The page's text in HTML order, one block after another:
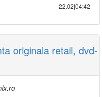
22.02|04:42
originala retail, dvd-